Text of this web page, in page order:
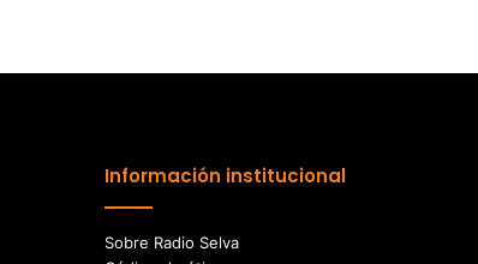
Información institucional
Sobre Radio Selva